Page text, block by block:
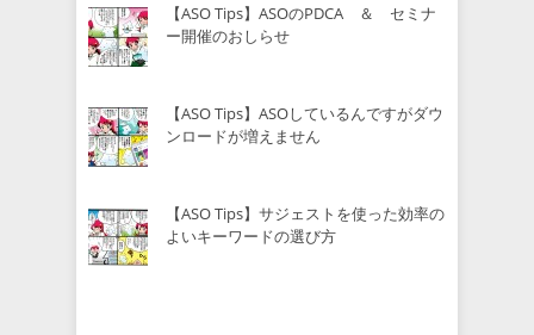
【ASO Tips】ASOのPDCA ＆ セミナ
ー開催のおしらせ
【ASO Tips】ASOしているんですがダウ
ンロードが増えません
【ASO Tips】サジェストを使った効率の
よいキーワードの選び方